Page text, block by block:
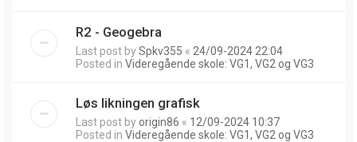
R2 - Geogebra
Last post bySpkv355 « 24/09-2024 22:04
Posted in Videregående skole: VG1, VG2 og VG3
Løs likningen grafisk
Last post byorigin86 « 12/09-2024 10:37
Posted in Videregående skole: VG1, VG2 og VG3